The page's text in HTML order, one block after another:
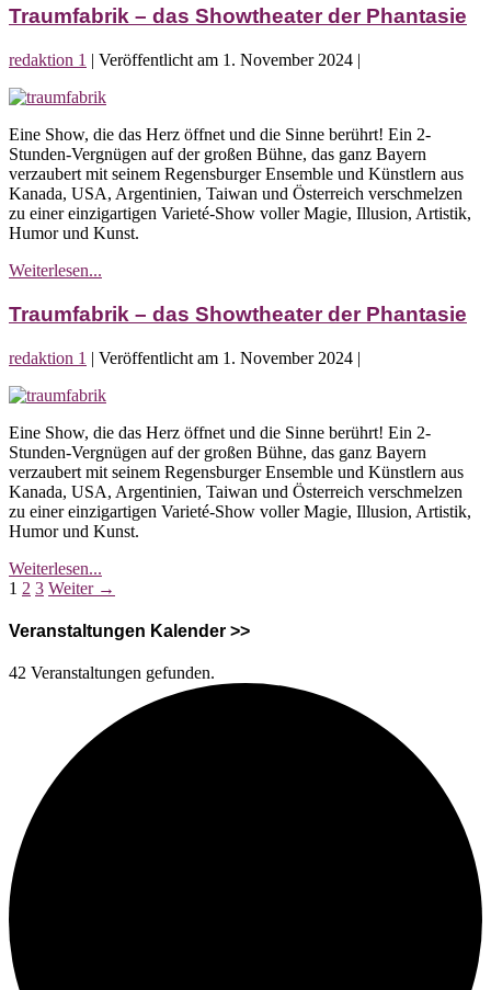
das
Showtheater
der
Phantasie
Traumfabrik – das Showtheater der Phantasie
redaktion 1 | Veröffentlicht am 1. November 2024 |
Traumfabrik
das
Showtheater
der
Phantasie
Eine Show, die das Herz öffnet und die Sinne berührt! Ein 2-
Stunden-Vergnügen auf der großen Bühne, das ganz Bayern
verzaubert mit seinem Regensburger Ensemble und Künstlern aus
Kanada, USA, Argentinien, Taiwan und Österreich verschmelzen
zu einer einzigartigen Varieté-Show voller Magie, Illusion, Artistik,
Humor und Kunst.
Weiterlesen...
das
Showtheater
der
Phantasie
Traumfabrik – das Showtheater der Phantasie
redaktion 1 | Veröffentlicht am 1. November 2024 |
Traumfabrik
das
Showtheater
der
Phantasie
Eine Show, die das Herz öffnet und die Sinne berührt! Ein 2-
Stunden-Vergnügen auf der großen Bühne, das ganz Bayern
verzaubert mit seinem Regensburger Ensemble und Künstlern aus
Kanada, USA, Argentinien, Taiwan und Österreich verschmelzen
zu einer einzigartigen Varieté-Show voller Magie, Illusion, Artistik,
Humor und Kunst.
Weiterlesen...
–
Showtheater
der
Phantasie
Seitennummerierung
der
1 2 3 Weiter →
Veranstaltungen Kalender >>
42 Veranstaltungen gefunden.